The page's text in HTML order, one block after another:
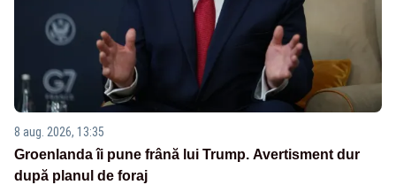
8 aug. 2026, 13:35
Groenlanda îi pune frână lui Trump. Avertisment dur
după planul de foraj